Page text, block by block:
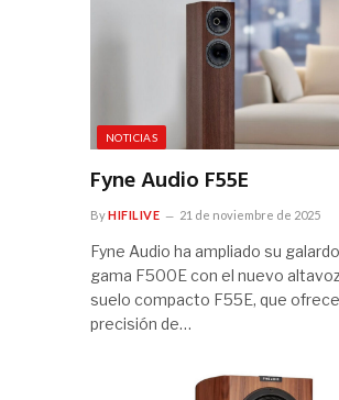
NOTICIAS
Fyne Audio F55E
ByHIFILIVE 21 de noviembre de 2025
Fyne Audio ha ampliado su
gama F500E con el nuevo
suelo compacto F55E, que ofrece
precisión de…